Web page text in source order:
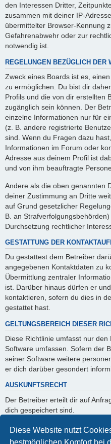
Diese Website nutzt
bestmöglichen Komfort bei
den Interessen Dritter,
zusammen mit deiner IP-
übermittelter Browser-Kennung
Gefahrenabwehr oder zur
notwendig ist.
REGELUNGEN BEZÜGLICH DER
Zweck eines Boards ist es,
zu ermöglichen. Du bist dir
Profils und die von dir erstellten
zugänglich sein können. Der
einzelne Informationen nur für
(z. B. andere registrierte
sind. Wenn du Fragen dazu
Informationen im Forum oder
Adresse aus deinem Profil ist
und von ihm beauftragte
Andere als die oben genannten
deiner Zustimmung an Dritte
auf Grund gesetzlicher
B. an
Durchsetzung rechtlicher
GESTATTUNG DER
Du gestattest dem Betreiber
angegebenen Kontaktdaten zu
Übermittlung zentraler
ist. Darüber hinaus dürfen er
kontaktieren, sofern du dies in
gestattet hast.
GELTUNGSBEREICH DIESER
Diese Richtlinie umfasst nur
Software umfassen. Sofern der
seiner Software weitere
er dich darüber gesondert
AUSKUNFTSRECHT
Der Betreiber erteilt dir auf
dich gespeichert sind.
Du kannst jederzeit die
verlangen. Kontaktiere hierzu